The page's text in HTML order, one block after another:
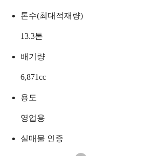
톤수(최대적재량)
13.3톤
배기량
6,871cc
용도
영업용
실매물 인증